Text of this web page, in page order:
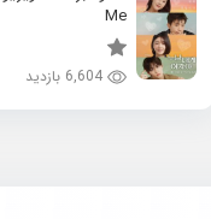
Me
6,604 بازدید